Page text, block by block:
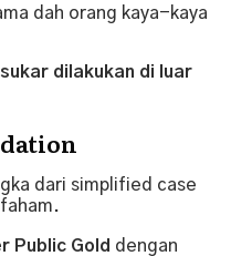
dah orang kaya-kaya
dilakukan di luar
dari simplified case
Public Gold dengan